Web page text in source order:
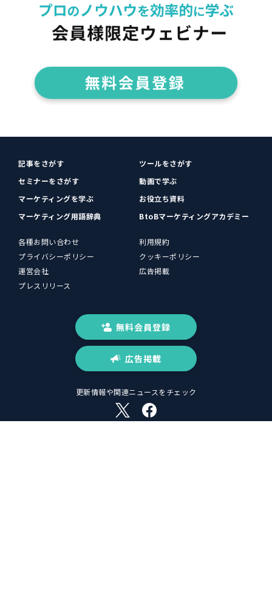
記事をさがす
ツールをさがす
セミナーをさがす
動画で学ぶ
マーケティングを学ぶ
お役立ち資料
マーケティング用語辞典
BtoBマーケティングアカデミー
各種お問い合わせ
利用規約
プライバシーポリシー
クッキーポリシー
運営会社
広告掲載
プレスリリース
無料会員登録
広告掲載
更新情報や関連ニュースをチェック